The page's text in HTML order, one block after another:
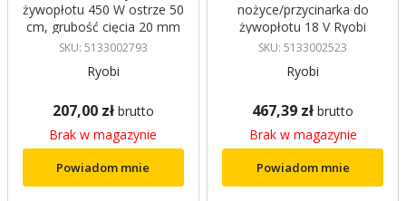
żywopłotu 450 W ostrze 50
cm, grubość cięcia 20 mm
Ryobi
SKU: 5133002793
Ryobi
207,00 zł brutto
Brak w magazynie
Powiadom mnie
nożyce/przycinarka do
żywopłotu 18 V Ryobi
SKU: 5133002523
Ryobi
467,39 zł brutto
Brak w magazynie
Powiadom mnie